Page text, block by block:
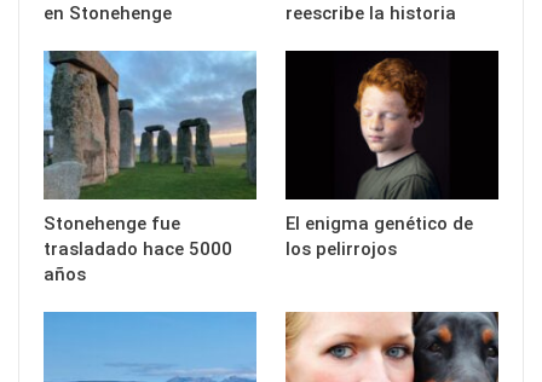
en Stonehenge
reescribe la historia
Stonehenge fue
trasladado hace 5000
años
El enigma genético de
los pelirrojos